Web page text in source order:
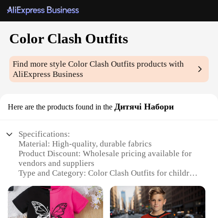
Color Clash Outfits
Find more styleColor Clash Outfits products with
AliExpress Business
Here are the products found in the Дитячі Набори
Specifications:
Material: High-quality, durable fabrics
Product Discount: Wholesale pricing available for
vendors and suppliers
Type and Category: Color Clash Outfits for children
combinations
Usage and Purpose: Ideal for everyday wear or
special occasions